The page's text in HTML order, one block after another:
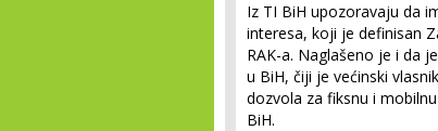
Iz TI BiH upozoravaju da
interesa, koji je definisan
RAK-a. Naglašeno je i da
u BiH, čiji je većinski
dozvola za fiksnu i
BiH.